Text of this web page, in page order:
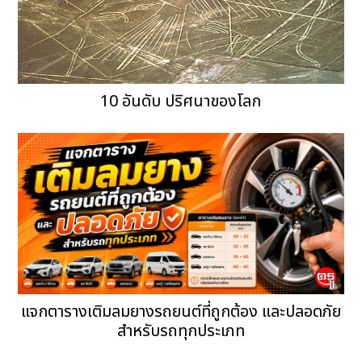
10 อันดับ ปริศนาของโลก
แจกตารางเติมลมยางรถยนต์ที่ถูกต้อง และปลอดภัย
สำหรับรถทุกประเภท